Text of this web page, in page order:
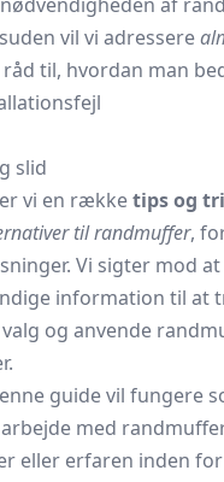
vil vi adressere
til, hvordan man
slid
vi en rækketips og
til randmuffer,
Vi sigter mod
information til at
og anvende
guide vil fungere
med
eller erfaren inden